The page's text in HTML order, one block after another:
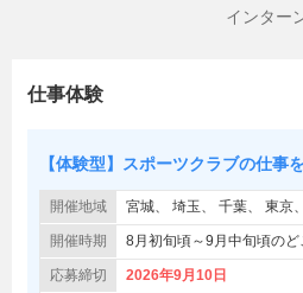
インター
仕事体験
【体験型】スポーツクラブの仕事
開催地域 宮城 埼玉 千葉 東京
開催時期 8月初旬頃～9月中旬頃のど
応募締切 2026年9月10日